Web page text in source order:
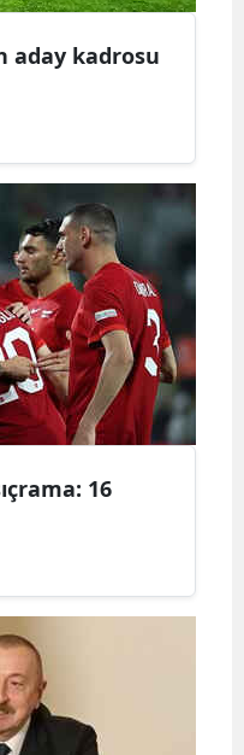
Bursa
Çanakkale
Çorum
Diyarbakır
Edirne
Elazığ
Erzincan
Giresun
aday kadrosu
16